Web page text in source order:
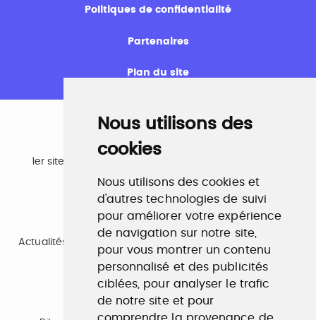
Nous utilisons des
cookies
Nous utilisons des cookies et
d'autres technologies de suivi
pour améliorer votre expérience
de navigation sur notre site,
pour vous montrer un contenu
personnalisé et des publicités
ciblées, pour analyser le trafic
de notre site et pour
Politiques de confidentialité
Partenaires
Plan du site
Emploi
1er site emploi du secteur culturel 784.000 visites et
www.profilculture.com
Formation
Actualités, guide et annuaire des formations aux métiers
de la culture.
www.profilculture-formation.com
Accompagnement professionnel